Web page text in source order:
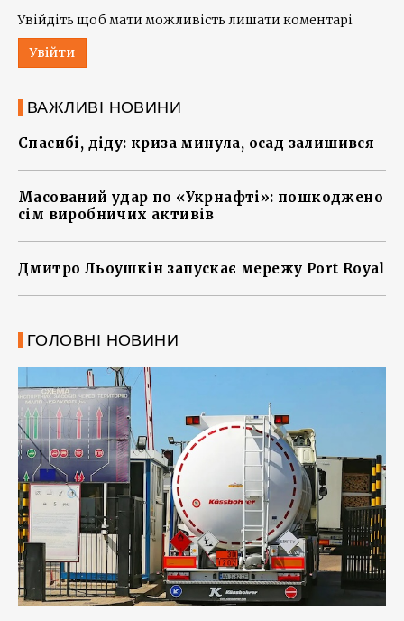
Увійдіть щоб мати можливість лишати коментарі
Увійти
ВАЖЛИВІ НОВИНИ
Спасибі, діду: криза минула, осад залишився
Масований удар по «Укрнафті»: пошкоджено
сім виробничих активів
Дмитро Льоушкін запускає мережу Port Royal
ГОЛОВНІ НОВИНИ